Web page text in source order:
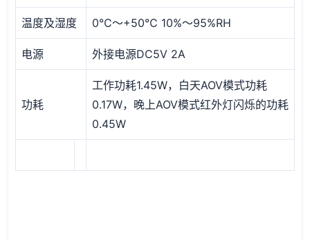
温度及湿度 0℃～+50℃ 10%～95%RH
电源 外接电源DC5V 2A
功耗
工作功耗1.45W，白天AOV模式功耗
0.17W，晚上AOV模式红外灯闪烁的功耗
0.45W